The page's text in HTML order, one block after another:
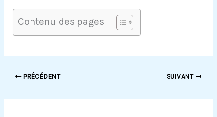
Contenu des pages
PRÉCÉDENT SUIVANT